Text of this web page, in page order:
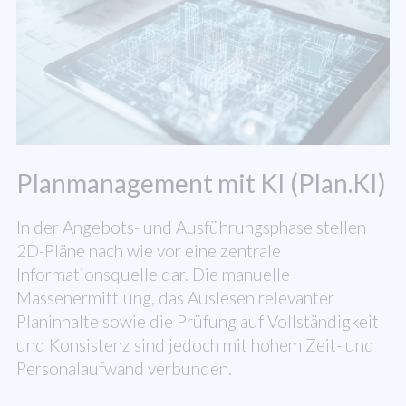
Planmanagement mit KI (Plan.KI)
In der Angebots- und Ausführungsphase stellen
2D-Pläne nach wie vor eine zentrale
Informationsquelle dar. Die manuelle
Massenermittlung, das Auslesen relevanter
Planinhalte sowie die Prüfung auf Vollständigkeit
und Konsistenz sind jedoch mit hohem Zeit- und
Personalaufwand verbunden.